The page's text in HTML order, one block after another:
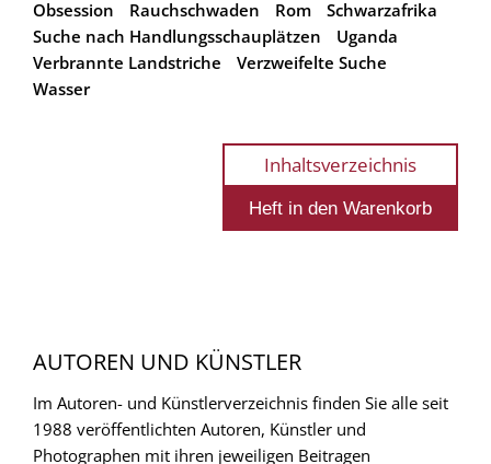
Obsession
Rauchschwaden Rom
Schwarzafrika
Suche nach Handlungsschauplätzen
Uganda
Verbrannte Landstriche
Verzweifelte Suche
Wasser
Inhaltsverzeichnis
AUTOREN UND KÜNSTLER
Im Autoren- und Künstlerverzeichnis finden Sie alle seit
1988 veröffentlichten Autoren, Künstler und
Photographen mit ihren jeweiligen Beitragen